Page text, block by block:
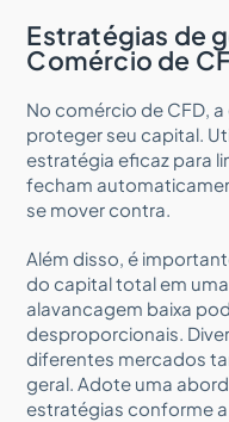
Estratégias de
Comércio de
No comércio de CFD,
proteger seu capital.
estratégia eficaz para
fecham
se mover contra.
Além disso, é
do capital total em
alavancagem baixa
desproporcionais.
diferentes mercados
geral. Adote uma
estratégias conforme